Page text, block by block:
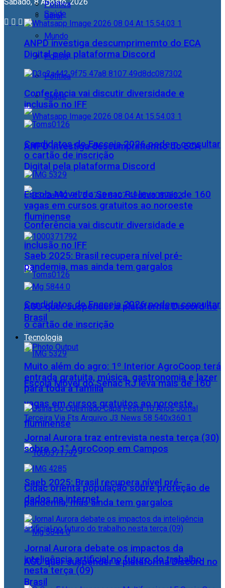
Geral
Mundo
Polícia
Política
Saúde
ANPD investiga descumprimemto do ECA
Digital pela plataforma Discord
Conferência vai discutir diversidade e
inclusão no IFF
Candidatos do Encceja 2026 podem consultar
o cartão de inscrição
Escola Móvel do Senac RJ leva mais de 160
vagas em cursos gratuitos ao noroeste
fluminense
Saeb 2025: Brasil recupera nível pré-
pandemia, mas ainda tem gargalos
AGU quer suspender a plataforma Discord no
Brasil
Política
Saúde
ANPD investiga descumprimemto do ECA
Digital pela plataforma Discord
Conferência vai discutir diversidade e
inclusão no IFF
Candidatos do Encceja 2026 podem consultar
o cartão de inscrição
Escola Móvel do Senac RJ leva mais de 160
vagas em cursos gratuitos ao noroeste
fluminense
Saeb 2025: Brasil recupera nível pré-
pandemia, mas ainda tem gargalos
AGU quer suspender a plataforma Discord no
Brasil
Tecnologia
Muito além do agro: 1º Interior AgroCoop terá
entrada gratuita, música, gastronomia e lazer
para toda a família
Jornal Aurora traz entrevista nesta terça (30)
sobre o 1° AgroCoop em Campos
Cidac orienta população sobre proteção de
dados na internet
Jornal Aurora debate os impactos da
inteligência artificial no futuro do trabalho
nesta terça (09)